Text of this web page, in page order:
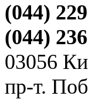
(044)
(044)
03056
пр-т.